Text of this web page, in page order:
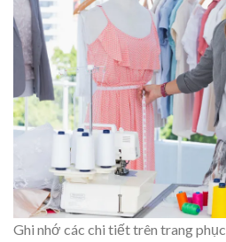
Ghi nhớ các chi tiết trên trang phục